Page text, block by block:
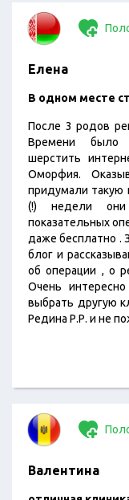
Елена
В одном месте
После 3 родов
Времени было
шерстить
Оморфия.
придумали такую
(!) недели
показательных
даже бесплатно .
блог и
об операции , о
Очень
выбрать другую
Редина Р.Р. и не
Валентина